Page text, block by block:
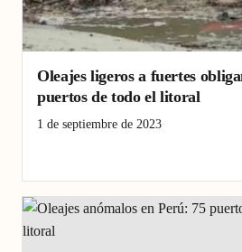
Oleajes ligeros a fuertes
puertos de todo el litoral
1 de septiembre de 2023